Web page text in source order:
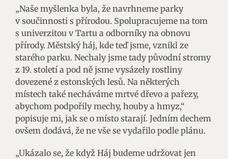
„Naše myšlenka byla, že navrhneme parky
v součinnosti s přírodou. Spolupracujeme na tom
s univerzitou v Tartu a odborníky na obnovu
přírody. Městský háj, kde teď jsme, vznikl ze
starého parku. Nechaly jsme tady původní stromy
z 19. století a pod ně jsme vysázely rostliny
dovezené z estonských lesů. Na některých
místech také necháváme mrtvé dřevo a pařezy,
abychom podpořily mechy, houby a hmyz,“
popisuje mi, jak se o místo starají. Jedním dechem
ovšem dodává, že ne vše se vydařilo podle plánu.
„Ukázalo se, že když Háj budeme udržovat jen